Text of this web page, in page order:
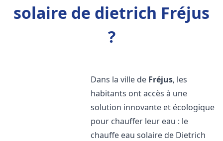
solaire de dietrich Fréjus
?
Dans la ville de Fréjus, les
habitants ont accès à une
solution innovante et écologique
pour chauffer leur eau : le
chauffe eau solaire de Dietrich